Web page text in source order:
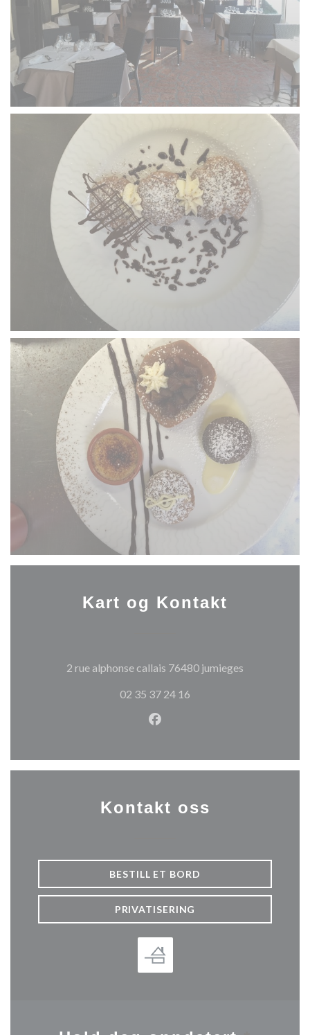
Kart og Kontakt
2 rue alphonse callais 76480 jumieges
02 35 37 24 16
Facebook ((åpner i et nytt
Kontakt oss
BESTILL ET BORD
PRIVATISERING